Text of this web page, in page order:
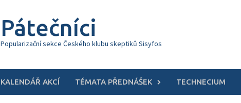
Pátečníci
Popularizační sekce Českého klubu skeptiků Sisyfos
KALENDÁŘ AKCÍ TÉMATA PŘEDNÁŠEK TECHNECIUM